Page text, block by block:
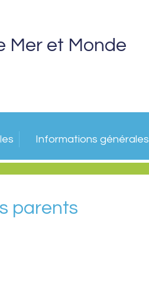
Mer et Monde
Informations générales
parents